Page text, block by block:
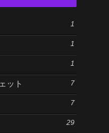
1
1
1
ット 7
7
29